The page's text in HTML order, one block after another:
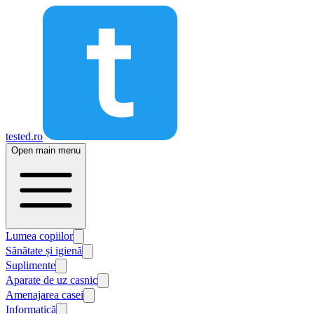
tested.ro
Open main menu
Lumea copiilor
Sănătate și igienă
Suplimente
Aparate de uz casnic
Amenajarea casei
Informatică